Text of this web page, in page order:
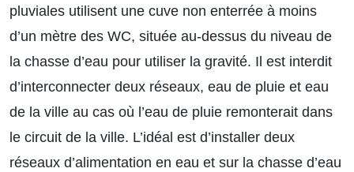
pluviales utilisent une cuve non enterrée à moins
d’un mètre des WC, située au-dessus du niveau de
la chasse d’eau pour utiliser la gravité. Il est interdit
d’interconnecter deux réseaux, eau de pluie et eau
de la ville au cas où l’eau de pluie remonterait dans
le circuit de la ville. L’idéal est d’installer deux
réseaux d’alimentation en eau et sur la chasse d’eau